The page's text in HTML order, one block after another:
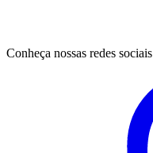
Conheça nossas redes sociais